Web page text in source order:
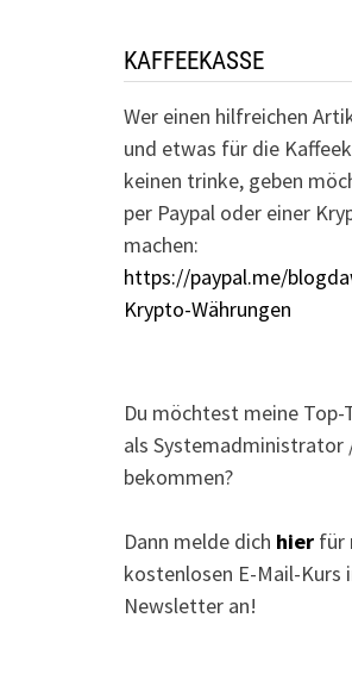
KAFFEEKASSE
Wer einen hilfreichen
und etwas für die
keinen trinke, geben
per Paypal oder einer
machen:
https://paypal.me/
Krypto-Währungen
Du möchtest meine Top-
als
bekommen?
Dann melde dich hierfür
kostenlosen E-Mail-Kurs
Newsletter an!